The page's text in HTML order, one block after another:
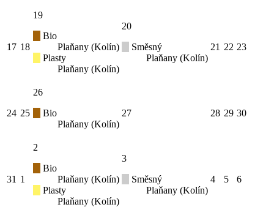
17 18
19
Bio
Plaňany (Kolín)
Plasty
Plaňany (Kolín)
20
Směsný
Plaňany (Kolín)
21 22 23
24 25
26
Bio
Plaňany (Kolín)
27 28 29 30
31 1
2
Bio
Plaňany (Kolín)
Plasty
Plaňany (Kolín)
3
Směsný
Plaňany (Kolín)
4 5 6